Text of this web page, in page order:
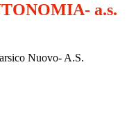
a.s.
Nuovo- A.S.